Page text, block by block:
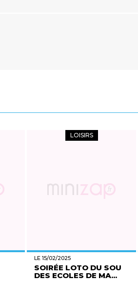
LOISIRS
LE 15/02/2025
SOIRÉE LOTO DU SOU
DES ECOLES DE MA...